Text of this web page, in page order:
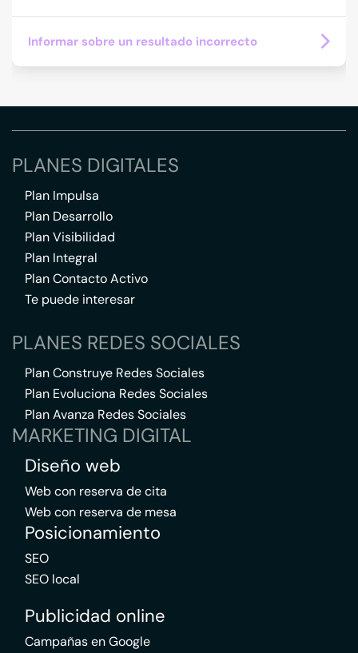
Informar sobre un resultado incorrecto
PLANES DIGITALES
Plan Impulsa
Plan Desarrollo
Plan Visibilidad
Plan Integral
Plan Contacto Activo
Te puede interesar
PLANES REDES SOCIALES
Plan Construye Redes Sociales
Plan Evoluciona Redes Sociales
Plan Avanza Redes Sociales
MARKETING DIGITAL
Diseño web
Web con reserva de cita
Web con reserva de mesa
Posicionamiento
SEO
SEO local
Publicidad online
Campañas en Google